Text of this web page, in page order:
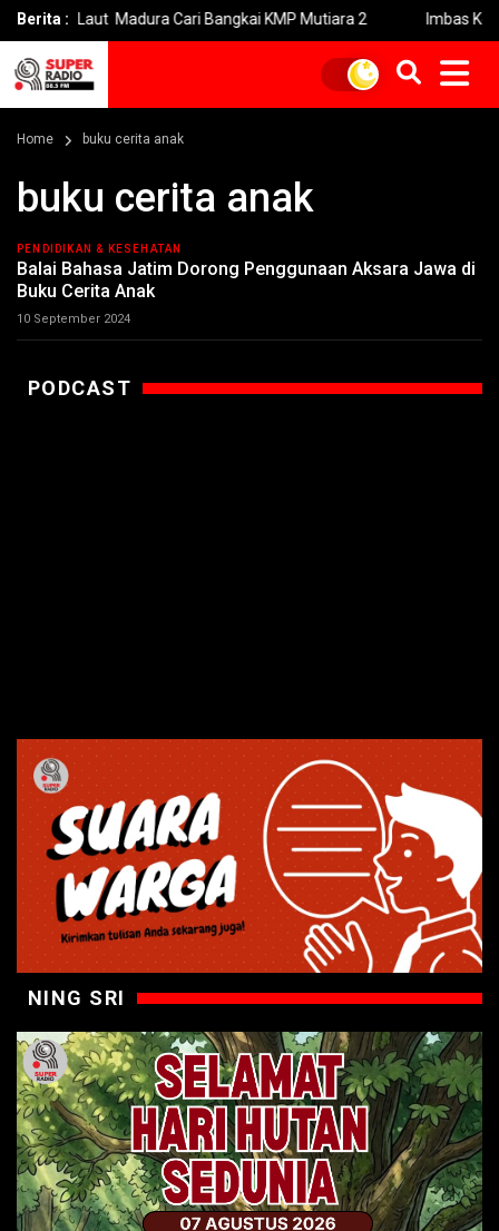
Berita :
Laut Madura Cari Bangkai KMP Mutiara 2 Imbas
Home buku cerita anak
buku cerita anak
PENDIDIKAN & KESEHATAN
Balai Bahasa Jatim Dorong Penggunaan Aksara Jawa di
Buku Cerita Anak
10 September 2024
PODCAST
NING SRI